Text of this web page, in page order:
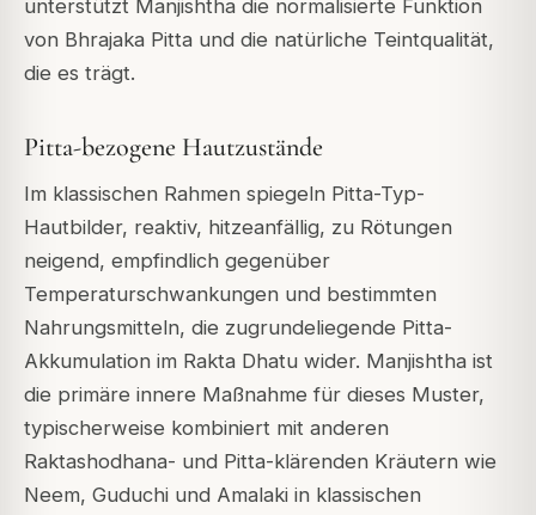
unterstützt Manjishtha die normalisierte Funktion
von Bhrajaka Pitta und die natürliche Teintqualität,
die es trägt.
Pitta-bezogene Hautzustände
Im klassischen Rahmen spiegeln Pitta-Typ-
Hautbilder, reaktiv, hitzeanfällig, zu Rötungen
neigend, empfindlich gegenüber
Temperaturschwankungen und bestimmten
Nahrungsmitteln, die zugrundeliegende Pitta-
Akkumulation im Rakta Dhatu wider. Manjishtha ist
die primäre innere Maßnahme für dieses Muster,
typischerweise kombiniert mit anderen
Raktashodhana- und Pitta-klärenden Kräutern wie
Neem, Guduchi und Amalaki in klassischen